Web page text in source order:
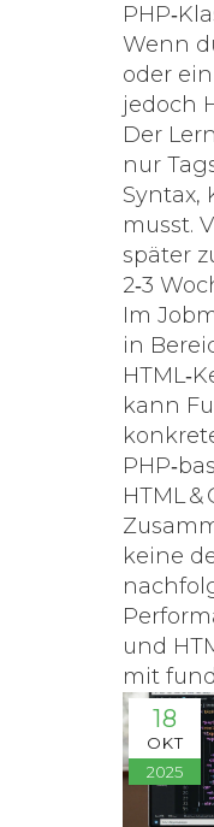
Wenn
oder
jedoch
Der
nur
musst.
später
2‑3
Im
in
kann
HTML
keine
und
mit
18
OKT
2025